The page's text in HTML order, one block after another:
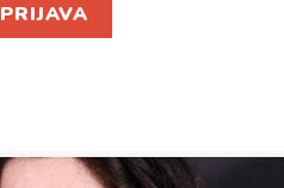
PRIJAVA